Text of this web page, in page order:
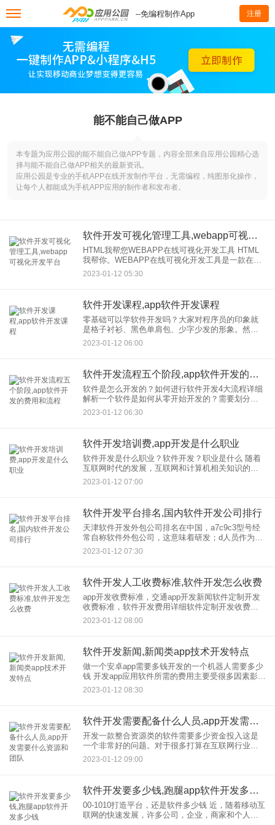
--免编程制作App 注册
能不能自己做APP
本专题为应用公园的能不能自己做APP专题，内容全部来自应用公园精心选
择与能不能自己做APP相关的最新资讯。
应用公园是专业的手机APP在线开发制作平台，无需编程，纯图形化操作，
让每个人都能成为手机APP应用的制作者和发布者。
软件开发可视化管理工具,webapp可视化开发平台
HTML我帮您WEBAPP在线可视化开发工具 HTML
我帮你。WEBAPP在线可视化开发工具是一款在线
可视化网站在线设计软件，它不需要专业知识，通
过鼠标拖拽，所见即所得，HTML5轻应用设计；网
2023-01-12 05:30
软件开发课程,app软件开发课程
零基础可以学软件开发吗？大家对程序员的印象就
是格子衬衫、黑色单肩包、少字少发的形象。然
而，随着互联网技术的不断迭代更新，程序员的价
值开始上升，工资高得令人羡慕。在业内也享有很
2023-01-12 06:00
软件开发流程五个阶段,app软件开发的费用和流程
软件是怎么开发的？如何进行软件开发4大流程详细
解析一个软件是如何从零开始开发的？需要划分哪
些阶段？谁需要参与？有可能和程序员一起开发开
发软件吗？移动互联网时代，对软件开发的需求很
2023-01-12 06:30
软件开发培训费,app开发是什么职业
软件开发是什么职业？软件开发？职业是什么 随着
互联网时代的发展，互联网和计算机相关知识的应
用已经普及，软件开发的需求逐渐供不应求。据说
软件开发工资高，待遇好。那么，软件开发？到底
2023-01-12 07:00
软件开发平台排名,国内软件开发公司排行
天津软件开发外包公司排名在中国，a7c9c3型号经
常自称软件外包公司，这意味着研发；d人员作为原
材料直接销售给客户。事实上，如果软件外包公司
得到很好的控制，它仍然赚钱。但为数不多种模
2023-01-12 07:30
软件开发人工收费标准,软件开发怎么收费
app开发收费标准，交通app开发新闻软件定制开发
收费标准，软件开发费用详细软件定制开发收费标
准，软件开发费用详细 定制开发充电标准，开发费
用详情。 随着信息技术的发展，市场上出现了各种
2023-01-12 08:00
软件开发新闻,新闻类app技术开发特点
做一个安卓app需要多钱开发的一个机器人需要多少
钱 开发app应用软件所需的费用主要受很多因素影
响，其中比较重要的是通过查看安卓软件开发功能
的复杂程度和需要投入的人数来计算所需的app开发
2023-01-12 08:30
软件开发需要配备什么人员,app开发需要什么资源和团队
开发一款整合资源类的软件需要多少资金投入这是
一个非常好的问题。对于很多打算在互联网行业创
业的人来说，知道一款软件在开发需要多少资源是
非常重要的，这不仅涉及到项目的启动，还涉及到
2023-01-12 09:00
软件开发要多少钱,跑腿app软件开发多少钱
00-1010打造平台，还是软件多少钱 近，随着移动互
联网的快速发展，许多公司，企业，商家和个人都